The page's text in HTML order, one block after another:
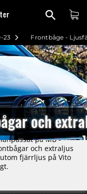
Frontbåge -
23
och
på MB -
och extraljus
fjärrljus på Vito